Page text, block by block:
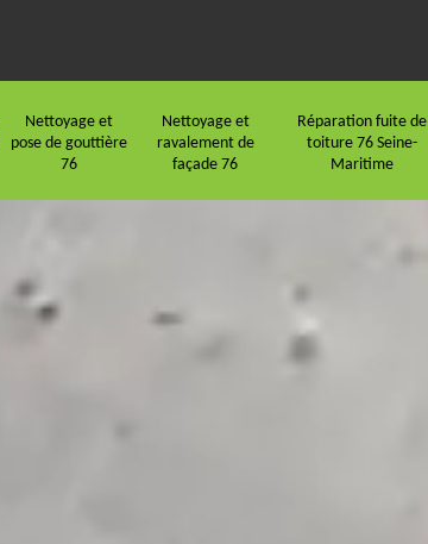
Nettoyage et
pose de gouttière
76
Nettoyage et
ravalement de
façade 76
Réparation fuite de
toiture 76 Seine-
Maritime